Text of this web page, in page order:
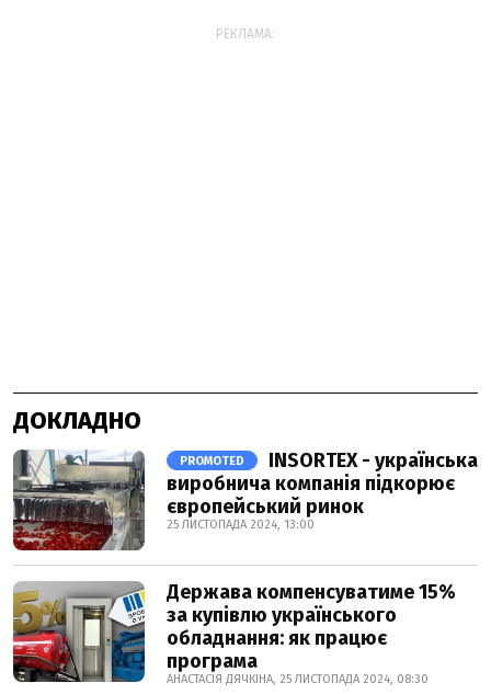
РЕКЛАМА:
ДОКЛАДНО
PROMOTED
INSORTEX - українська
виробнича компанія підкорює
європейський ринок
25 ЛИСТОПАДА 2024, 13:00
Держава компенсуватиме 15%
за купівлю українського
обладнання: як працює
програма
АНАСТАСІЯ ДЯЧКІНА, 25 ЛИСТОПАДА 2024, 08:30